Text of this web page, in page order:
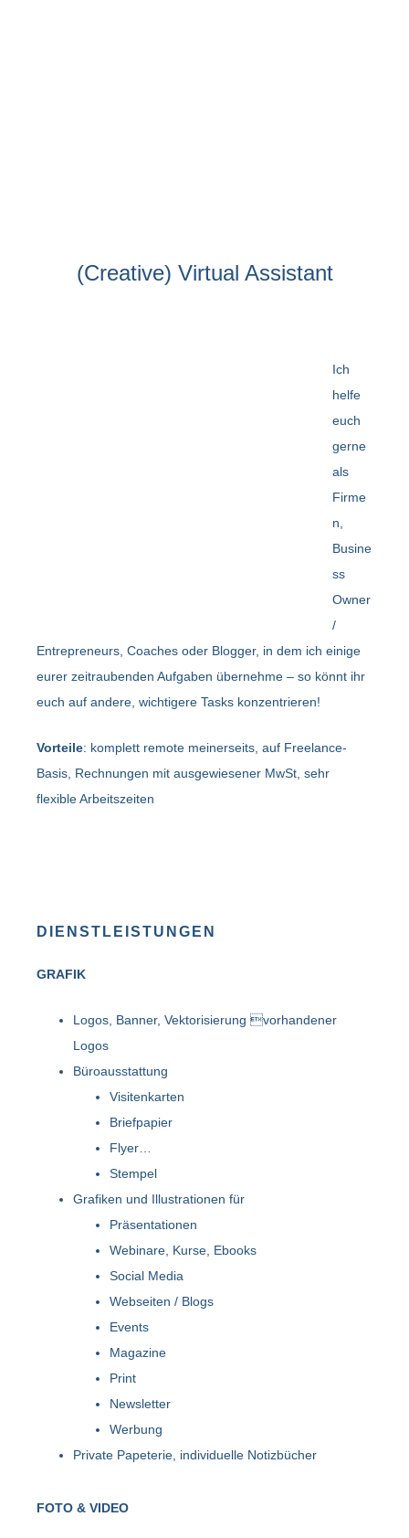
(Creative) Virtual Assistant
Ich
helfe
euch
gerne
als
Firme
n,
Busine
ss
Owner
/
Entrepreneurs, Coaches oder Blogger, in dem ich einige
eurer zeitraubenden Aufgaben übernehme – so könnt ihr
euch auf andere, wichtigere Tasks konzentrieren!
Vorteile: komplett remote meinerseits, auf Freelance-
Basis, Rechnungen mit ausgewiesener MwSt, sehr
flexible Arbeitszeiten
DIENSTLEISTUNGEN
GRAFIK
Logos, Banner, Vektorisierung vorhandener
Logos
Büroausstattung
Visitenkarten
Briefpapier
Flyer…
Stempel
Grafiken und Illustrationen für
Präsentationen
Webinare, Kurse, Ebooks
Social Media
Webseiten / Blogs
Events
Magazine
Print
Newsletter
Werbung
Private Papeterie, individuelle Notizbücher
FOTO & VIDEO